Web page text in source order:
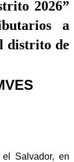
2026”
a
distrito de
Salvador, en